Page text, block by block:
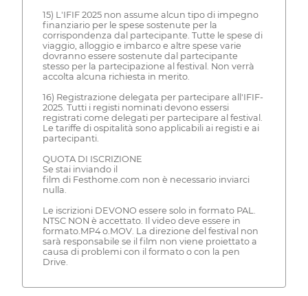
15) L'IFIF 2025 non assume alcun tipo di impegno
finanziario per le spese sostenute per la
corrispondenza dal partecipante. Tutte le spese di
viaggio, alloggio e imbarco e altre spese varie
dovranno essere sostenute dal partecipante
stesso per la partecipazione al festival. Non verrà
accolta alcuna richiesta in merito.
16) Registrazione delegata per partecipare all'IFIF-
2025. Tutti i registi nominati devono essersi
registrati come delegati per partecipare al festival.
Le tariffe di ospitalità sono applicabili ai registi e ai
partecipanti.
QUOTA DI ISCRIZIONE
Se stai inviando il
film di Festhome.com non è necessario inviarci
nulla.
Le iscrizioni DEVONO essere solo in formato PAL.
NTSC NON è accettato. Il video deve essere in
formato.MP4 o.MOV. La direzione del festival non
sarà responsabile se il film non viene proiettato a
causa di problemi con il formato o con la pen
Drive.